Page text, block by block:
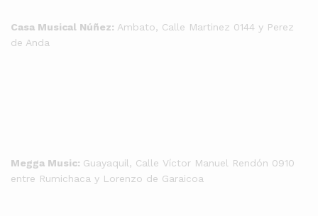
Casa Musical Núñez: Ambato, Calle Martinez 0144 y Perez
de Anda
Megga Music: Guayaquil, Calle Víctor Manuel Rendón 0910
entre Rumichaca y Lorenzo de Garaicoa